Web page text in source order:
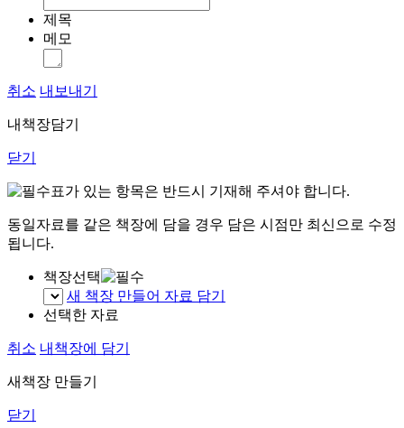
제목
메모
취소 내보내기
내책장담기
닫기
표가 있는 항목은 반드시 기재해 주셔야 합니다.
동일자료를 같은 책장에 담을 경우 담은 시점만 최신으로 수정
됩니다.
책장선택
새 책장 만들어 자료 담기
선택한 자료
취소 내책장에 담기
새책장 만들기
닫기